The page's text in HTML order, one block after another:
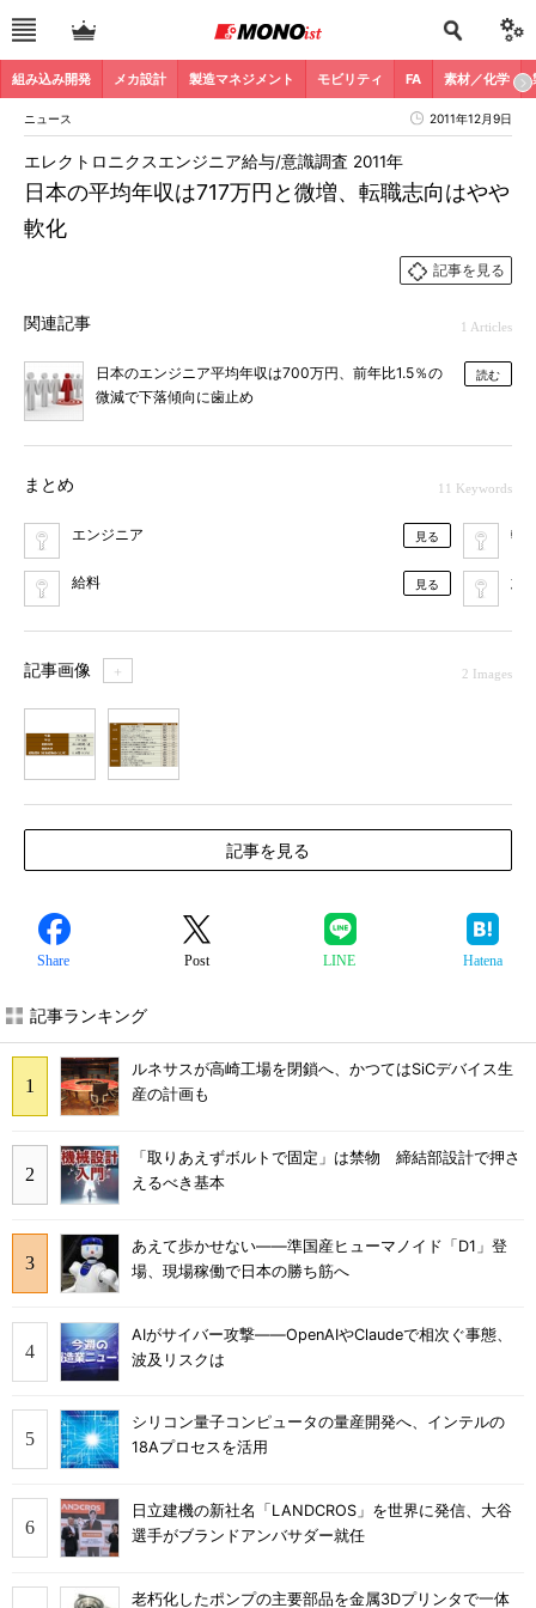
組み込み開発 メカ設計 製造マネジメント モビリティ FA 素材／化学
ニュース 2011年12月9日
日本の平均年収は717万円と微増、転職志向はやや
軟化
エレクトロニクスエンジニア給与/意識調査 2011年
記事を見る
関連記事 1 Articles
日本のエンジニア平均年収は700万円、前年比1.5％の
微減で下落傾向に歯止め
読む
まとめ 11 Keywords
エンジニア 見る
給料 見る
転
意
記事画像 ＋ 2 Images
記事を見る
Share Post LINE Hatena
記事ランキング
ルネサスが高崎工場を閉鎖へ、かつてはSiCデバイス生
産の計画も
「取りあえずボルトで固定」は禁物 締結部設計で押さ
えるべき基本
あえて歩かせない――準国産ヒューマノイド「D1」登
場、現場稼働で日本の勝ち筋へ
AIがサイバー攻撃――OpenAIやClaudeで相次ぐ事態、
波及リスクは
シリコン量子コンピュータの量産開発へ、インテルの
18Aプロセスを活用
日立建機の新社名「LANDCROS」を世界に発信、大谷
選手がブランドアンバサダー就任
老朽化したポンプの主要部品を金属3Dプリンタで一体